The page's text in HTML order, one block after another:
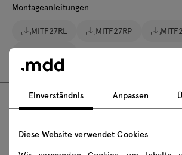
Montageanleitungen
MITF27RL MITF27RP
MITF28RP
Einverständnis Anpassen
Diese Website verwendet Cookies